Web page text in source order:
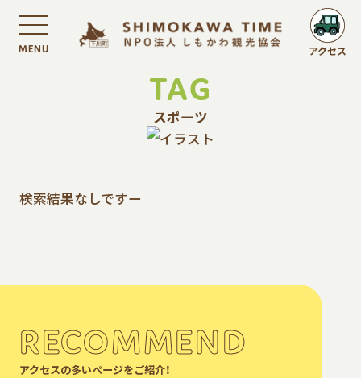
MENU アクセス
TAG
スポーツ
検索結果なしですー
RECOMMEND
アクセスの多いページをご紹介！